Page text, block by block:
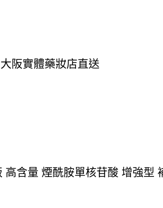
阪實體藥妝店直送
含量 煙酰胺單核苷酸 增強型